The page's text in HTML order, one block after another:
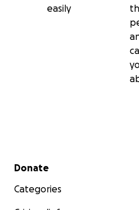
easily
Secondary menu
Donate
Categories